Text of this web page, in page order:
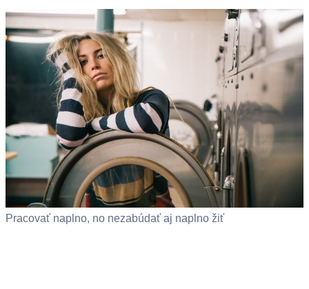
Pracovať naplno, no nezabúdať aj naplno žiť